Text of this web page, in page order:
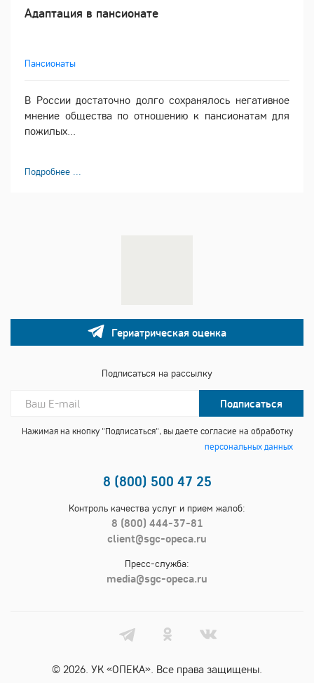
Адаптация в пансионате
Пансионаты
В России достаточно долго сохранялось негативное
мнение общества по отношению к пансионатам для
пожилых...
Подробнее ...
Гериатрическая оценка
Подписаться на рассылку
Подписаться
Нажимая на кнопку "Подписаться", вы даете согласие на обработку
персональных данных
8 (800) 500 47 25
Контроль качества услуг и прием жалоб:
8 (800) 444-37-81
client@sgc-opeca.ru
Пресс-служба:
media@sgc-opeca.ru
© 2026. УК «ОПЕКА». Все права защищены.